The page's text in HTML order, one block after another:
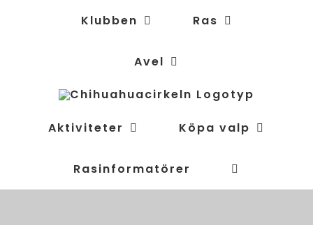
Klubben Ras
Avel
Aktiviteter Köpa valp
Rasinformatörer